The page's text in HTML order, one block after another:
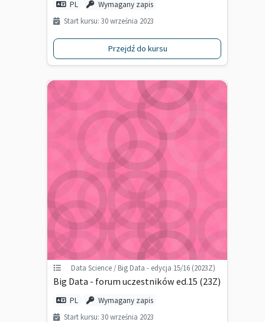
PL Wymagany zapis
Start kursu: 30 września 2023
Przejdź do kursu
Data Science / Big Data - edycja 15/16 (2023Z)
Big Data - forum uczestników ed.15 (23Z)
PL Wymagany zapis
Start kursu: 30 września 2023